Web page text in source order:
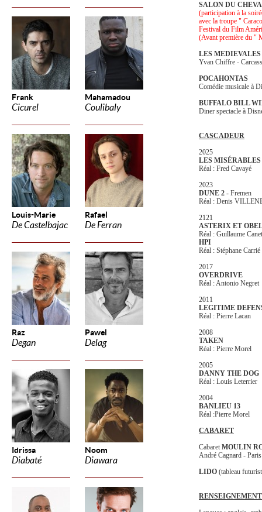
Frank
Cicurel
Mahamadou
Coulibaly
Louis-Marie
De Castelbajac
Rafael
De Ferran
Raz
Degan
Pawel
Delag
Idrissa
Diabaté
Noom
Diawara
SALON DU
(participation à la
avec la troupe "
Festival du Film
(Avant première du "
LES MEDIEVALES
Yvan Chiffre -
POCAHONTAS
Comédie musicale à
BUFFALO BILL
Diner spectacle à
CASCADEUR
2025
LES MISÉRABLES
Réal : Fred Cavayé
2023
DUNE 2 - Fremen
Réal : Denis
2121
ASTERIX ET
Réal : Guillaume Canet
HPI
Réal : Stéphane Carrié
2017
OVERDRIVE
Réal : Antonio Negret
2011
LEGITIME
Réal : Pierre Lacan
2008
TAKEN
Réal : Pierre Morel
2005
DANNY THE DOG
Réal : Louis Leterrier
2004
BANLIEU 13
Réal :Pierre Morel
CABARET
Cabaret MOULIN
André Cagnard - Paris
LIDO (tableau